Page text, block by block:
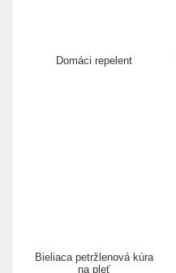
Domáci repelent
Bieliaca petržlenová kúra
na pleť